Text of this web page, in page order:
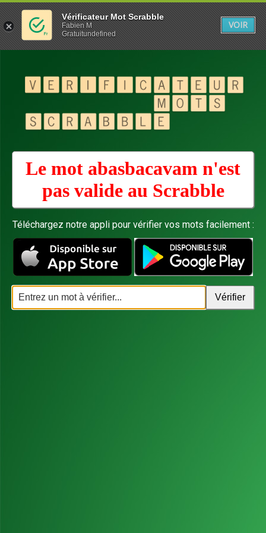
Le mot abasbacavam n'est
pas valide au Scrabble
Téléchargez notre appli pour vérifier vos mots facilement :
Vérificateur Mot Scrabble
Fabien M
Gratuitundefined
VOIR